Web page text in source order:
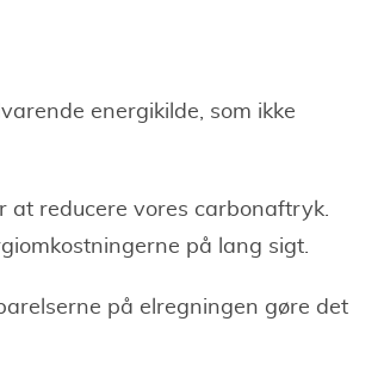
energikilde, som ikke
at reducere vores carbonaftryk.
på lang sigt.
på elregningen gøre det